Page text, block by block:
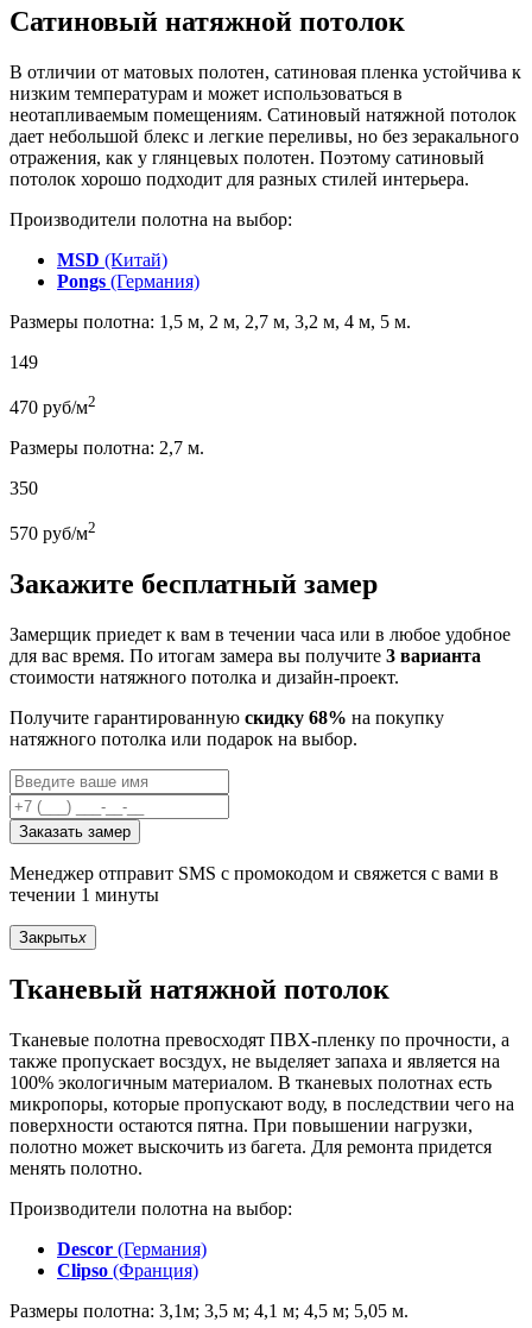
Сатиновый натяжной потолок
В отличии от матовых полотен, сатиновая пленка устойчива к
низким температурам и может использоваться в
неотапливаемым помещениям. Сатиновый натяжной потолок
дает небольшой блекс и легкие переливы, но без зеракального
отражения, как у глянцевых полотен. Поэтому сатиновый
потолок хорошо подходит для разных стилей интерьера.
Производители полотна на выбор:
MSD (Китай)
Pongs (Германия)
Размеры полотна: 1,5 м, 2 м, 2,7 м, 3,2 м, 4 м, 5 м.
149
470 руб/м2
Размеры полотна: 2,7 м.
350
570 руб/м2
Закажите бесплатный замер
Замерщик приедет к вам в течении часа или в любое удобное
для вас время. По итогам замера вы получите 3 варианта
стоимости натяжного потолка и дизайн-проект.
Получите гарантированную скидку 68% на покупку
натяжного потолка или подарок на выбор.
Заказать замер
Менеджер отправит SMS с промокодом и свяжется с вами в
течении 1 минуты
Закрытьx
Тканевый натяжной потолок
Тканевые полотна превосходят ПВХ-пленку по прочности, а
также пропускает восздух, не выделяет запаха и является на
100% экологичным материалом. В тканевых полотнах есть
микропоры, которые пропускают воду, в последствии чего на
поверхности остаются пятна. При повышении нагрузки,
полотно может выскочить из багета. Для ремонта придется
менять полотно.
Производители полотна на выбор:
Descor (Германия)
Clipso (Франция)
Размеры полотна: 3,1м; 3,5 м; 4,1 м; 4,5 м; 5,05 м.